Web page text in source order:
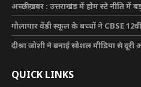
अच्छी ख़बर : उत्तराखंड में होम स्टे नीति में
गौलापार वेंडी स्कूल के बच्चों ने CBSE
दीश्रा जोशी ने बनाई सोशल मीडिया से
QUICK LINKS